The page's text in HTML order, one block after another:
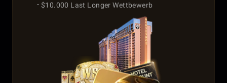
$10.000 Last Longer Wettbewerb